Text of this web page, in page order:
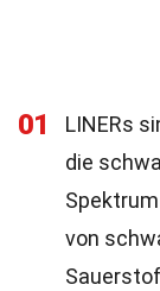
01
LINERs
die
von